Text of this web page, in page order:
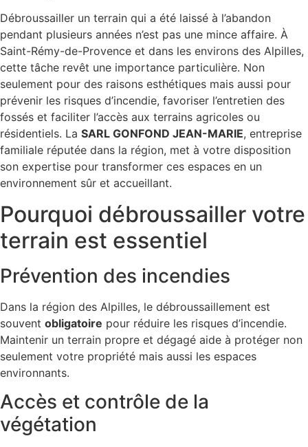
Débroussailler un terrain qui a été laissé à l’abandon
pendant plusieurs années n’est pas une mince affaire. À
Saint-Rémy-de-Provence et dans les environs des Alpilles,
cette tâche revêt une importance particulière. Non
seulement pour des raisons esthétiques mais aussi pour
prévenir les risques d’incendie, favoriser l’entretien des
fossés et faciliter l’accès aux terrains agricoles ou
résidentiels. La SARL GONFOND JEAN-MARIE, entreprise
familiale réputée dans la région, met à votre disposition
son expertise pour transformer ces espaces en un
environnement sûr et accueillant.
Pourquoi débroussailler votre
terrain est essentiel
Prévention des incendies
Dans la région des Alpilles, le débroussaillement est
souvent obligatoire pour réduire les risques d’incendie.
Maintenir un terrain propre et dégagé aide à protéger non
seulement votre propriété mais aussi les espaces
environnants.
Accès et contrôle de la
végétation